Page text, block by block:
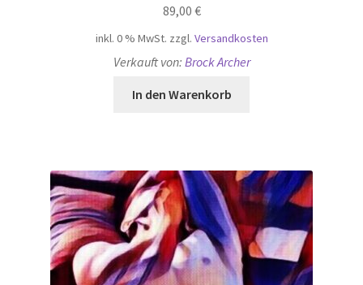
89,00 €
inkl. 0 % MwSt. zzgl. Versandkosten
Verkauft von: Brock Archer
In den Warenkorb